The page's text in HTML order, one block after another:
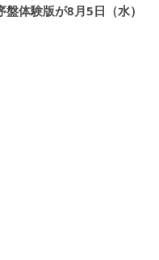
盤体験版が8月5日（水）